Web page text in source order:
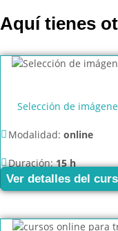
Aquí tienes
Selección de
Modalidad: online
Duración:15 h
Ver detalles del